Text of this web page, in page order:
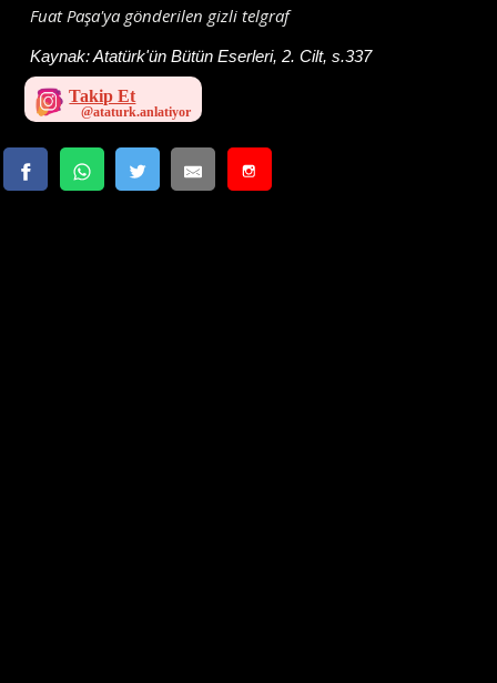
Fuat Paşa'ya gönderilen gizli telgraf
Kaynak:Atatürk'ün Bütün Eserleri, 2. Cilt, s.337
Takip Et